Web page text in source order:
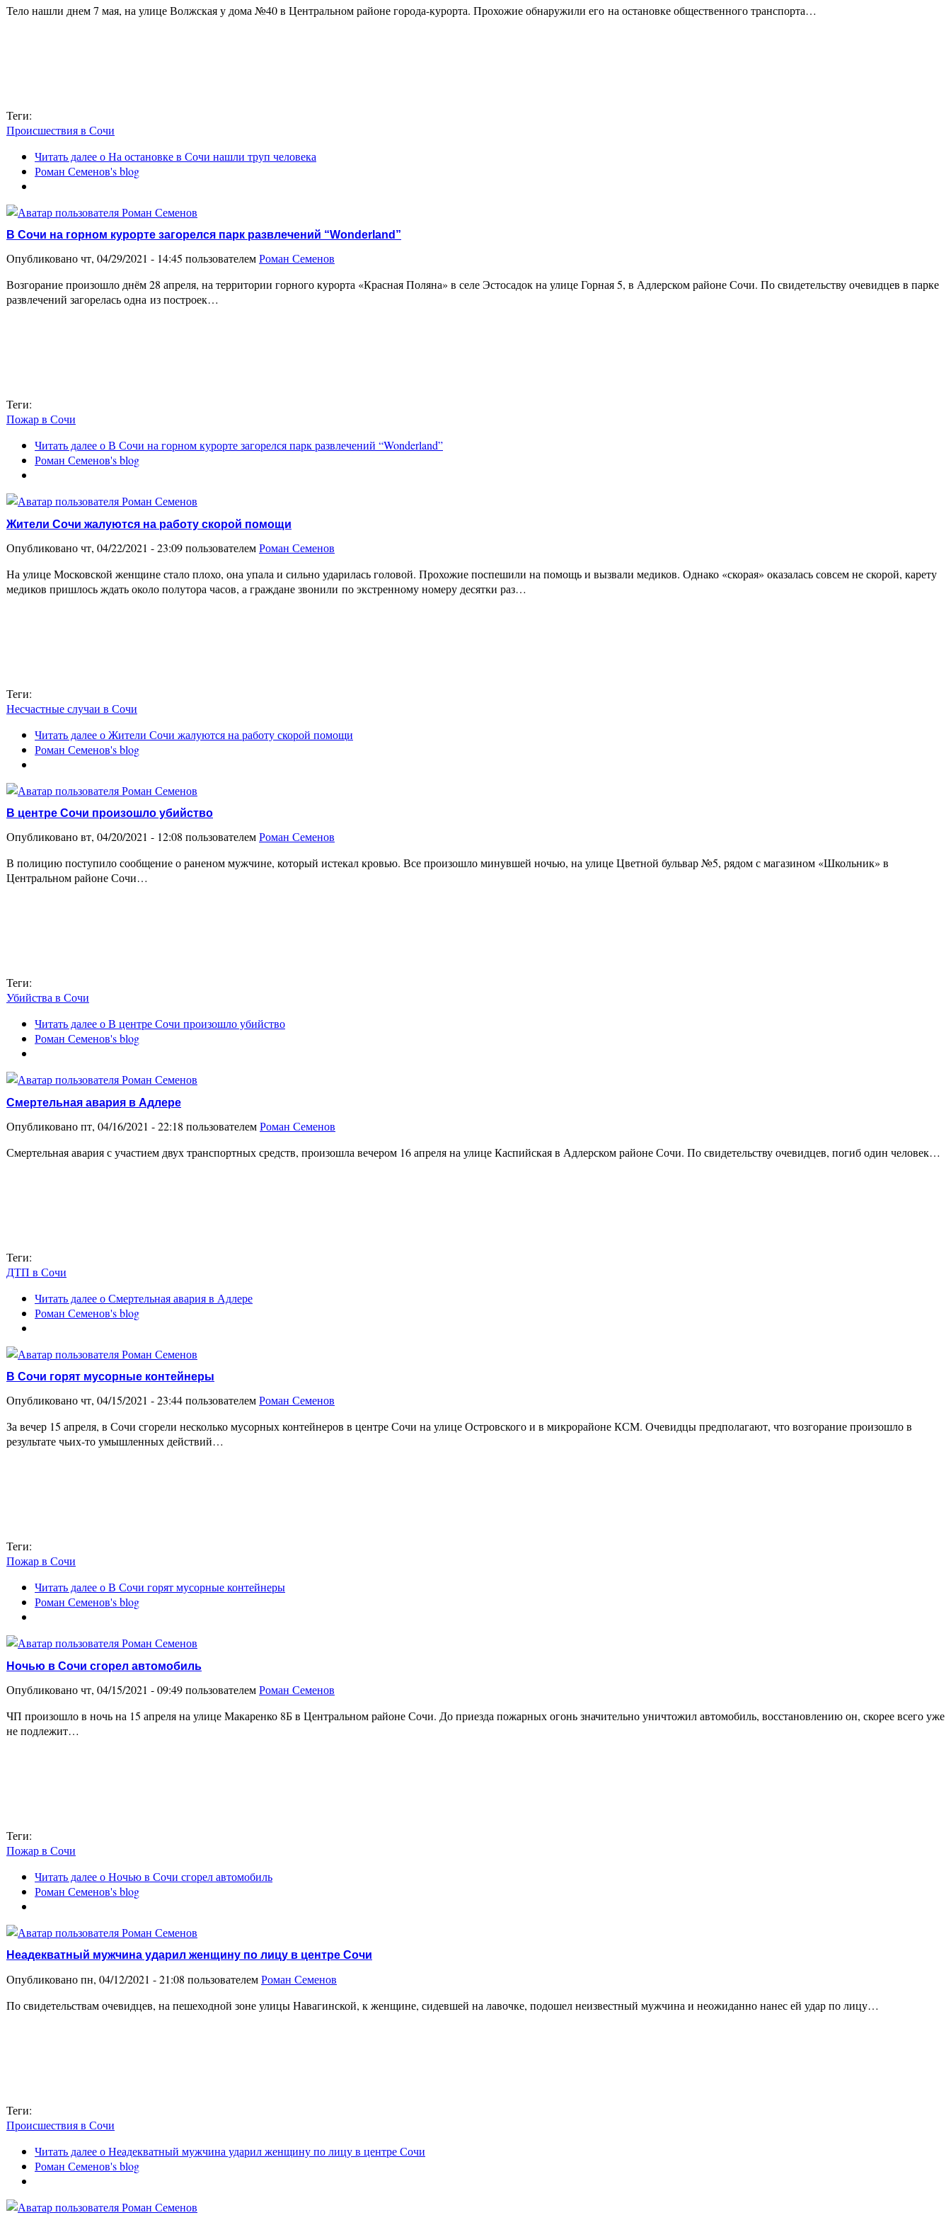
Тело нашли днем 7 мая, на улице Волжская у дома №40 в Центральном районе города-курорта. Прохожие обнаружили его на остановке общественного транспорта…
Теги:
Происшествия в Сочи
Читать далеео На остановке в Сочи нашли труп человека
Роман Семенов's blog
В Сочи на горном курорте загорелся парк развлечений “Wonderland”
Опубликовано чт, 04/29/2021 - 14:45 пользователемРоман Семенов
Возгорание произошло днём 28 апреля, на территории горного курорта «Красная Поляна» в селе Эстосадок на улице Горная 5, в Адлерском районе Сочи. По свидетельству очевидцев в парке
развлечений загорелась одна из построек…
Теги:
Пожар в Сочи
Читать далеео В Сочи на горном курорте загорелся парк развлечений “Wonderland”
Роман Семенов's blog
Жители Сочи жалуются на работу скорой помощи
Опубликовано чт, 04/22/2021 - 23:09 пользователемРоман Семенов
На улице Московской женщине стало плохо, она упала и сильно ударилась головой. Прохожие поспешили на помощь и вызвали медиков. Однако «скорая» оказалась совсем не скорой, карету
медиков пришлось ждать около полутора часов, а граждане звонили по экстренному номеру десятки раз…
Теги:
Несчастные случаи в Сочи
Читать далеео Жители Сочи жалуются на работу скорой помощи
Роман Семенов's blog
В центре Сочи произошло убийство
Опубликовано вт, 04/20/2021 - 12:08 пользователемРоман Семенов
В полицию поступило сообщение о раненом мужчине, который истекал кровью. Все произошло минувшей ночью, на улице Цветной бульвар №5, рядом с магазином «Школьник» в
Центральном районе Сочи…
Теги:
Убийства в Сочи
Читать далеео В центре Сочи произошло убийство
Роман Семенов's blog
Смертельная авария в Адлере
Опубликовано пт, 04/16/2021 - 22:18 пользователемРоман Семенов
Смертельная авария с участием двух транспортных средств, произошла вечером 16 апреля на улице Каспийская в Адлерском районе Сочи. По свидетельству очевидцев, погиб один человек…
Теги:
ДТП в Сочи
Читать далеео Смертельная авария в Адлере
Роман Семенов's blog
В Сочи горят мусорные контейнеры
Опубликовано чт, 04/15/2021 - 23:44 пользователемРоман Семенов
За вечер 15 апреля, в Сочи сгорели несколько мусорных контейнеров в центре Сочи на улице Островского и в микрорайоне КСМ. Очевидцы предполагают, что возгорание произошло в
результате чьих-то умышленных действий…
Теги:
Пожар в Сочи
Читать далеео В Сочи горят мусорные контейнеры
Роман Семенов's blog
Ночью в Сочи сгорел автомобиль
Опубликовано чт, 04/15/2021 - 09:49 пользователемРоман Семенов
ЧП произошло в ночь на 15 апреля на улице Макаренко 8Б в Центральном районе Сочи. До приезда пожарных огонь значительно уничтожил автомобиль, восстановлению он, скорее всего уже
не подлежит…
Теги:
Пожар в Сочи
Читать далеео Ночью в Сочи сгорел автомобиль
Роман Семенов's blog
Неадекватный мужчина ударил женщину по лицу в центре Сочи
Опубликовано пн, 04/12/2021 - 21:08 пользователемРоман Семенов
По свидетельствам очевидцев, на пешеходной зоне улицы Навагинской, к женщине, сидевшей на лавочке, подошел неизвестный мужчина и неожиданно нанес ей удар по лицу…
Теги:
Происшествия в Сочи
Читать далеео Неадекватный мужчина ударил женщину по лицу в центре Сочи
Роман Семенов's blog